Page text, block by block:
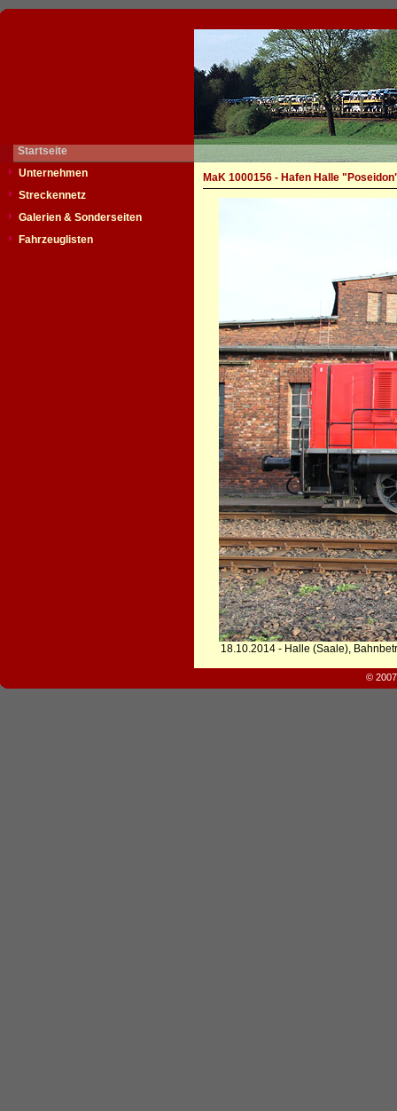
Startseite
Unternehmen
Streckennetz
Galerien & Sonderseiten
Fahrzeuglisten
MaK 1000156 - Hafen Halle
18.10.2014 - Halle (Saale),
©